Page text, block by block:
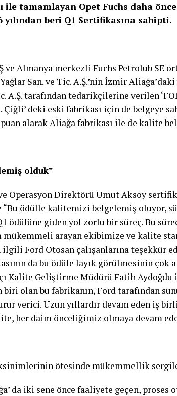
ile tamamlayan Opet Fuchs daha
yılından beri Q1 Sertifikasına sahipti.
ve Almanya merkezli Fuchs Petrolub SE
San. ve Tic. A.Ş.’nin İzmir
A.Ş. tarafından tedarikçilerine verilen
Çiğli’ deki eski fabrikası için de belgeye
alarak Aliağa fabrikası ile de kalite
olduk”
Operasyon Direktörü Umut Aksoy
“Bu ödülle kalitemizi belgelemiş oluyor,
ödülüne giden yol zorlu bir süreç. Bu
mükemmeli arayan ekibimize ve kalite
Ford Otosan çalışanlarına teşekkür
da bu ödüle layık görülmesinin çok
Kalite Geliştirme Müdürü Fatih Aydoğdu
olan bu fabrikanın, Ford tarafından
verici. Uzun yıllardır devam eden iş
her daim önceliğimiz olmaya devam
ötesinde mükemmellik
da iki sene önce faaliyete geçen,